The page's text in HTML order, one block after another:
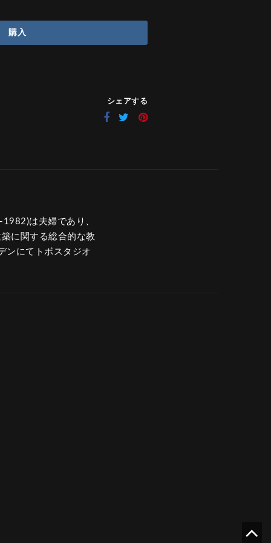
購入
シェアする
は夫婦であり、
に関する総合的な教
ンにてトボスタジオ